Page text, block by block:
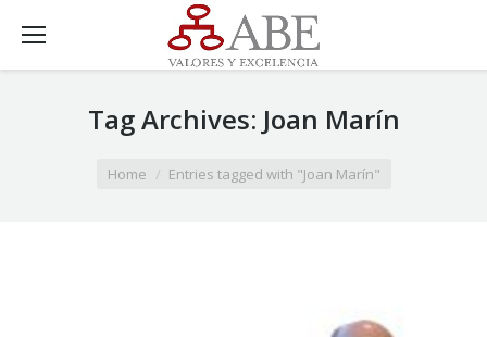
Tag Archives: Joan Marín
Home Entries tagged with "Joan Marín"